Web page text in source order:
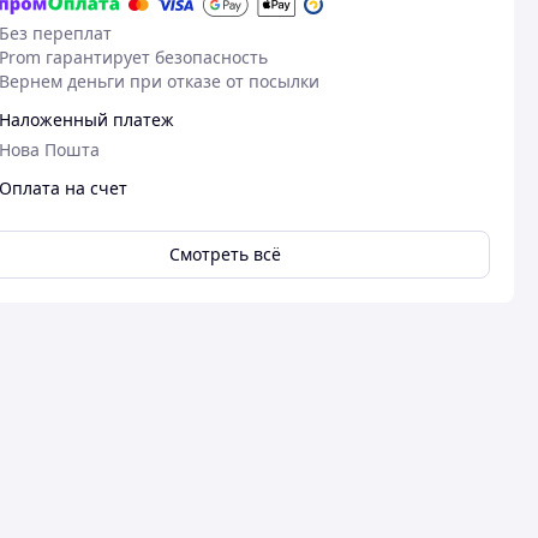
Без переплат
Prom гарантирует безопасность
Вернем деньги при отказе от посылки
Наложенный платеж
Нова Пошта
Оплата на счет
Смотреть всё